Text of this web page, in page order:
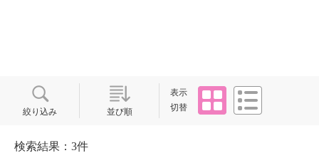
絞り込み 並び順
表示
切替
タイル
検索結果：3件